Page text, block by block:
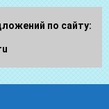
по сайту: